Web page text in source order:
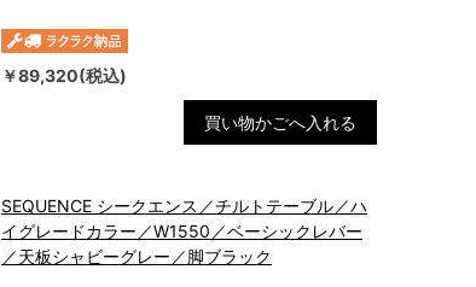
￥89,320(税込)
買い物かごへ入れる
SEQUENCE シークエンス／チルトテーブル／ハ
イグレードカラー／W1550／ベーシックレバー
／天板シャビーグレー／脚ブラック